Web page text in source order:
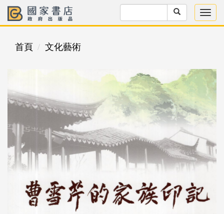
首頁 文化藝術